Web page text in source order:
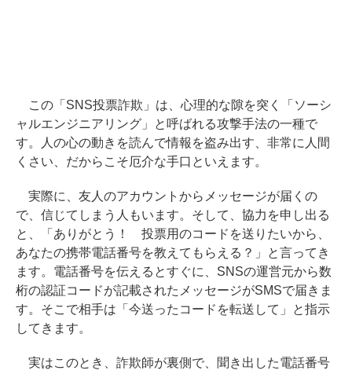
この「SNS投票詐欺」は、心理的な隙を突く「ソーシ
ャルエンジニアリング」と呼ばれる攻撃手法の一種で
す。人の心の動きを読んで情報を盗み出す、非常に人間
くさい、だからこそ厄介な手口といえます。
実際に、友人のアカウントからメッセージが届くの
で、信じてしまう人もいます。そして、協力を申し出る
と、「ありがとう！ 投票用のコードを送りたいから、
あなたの携帯電話番号を教えてもらえる？」と言ってき
ます。電話番号を伝えるとすぐに、SNSの運営元から数
桁の認証コードが記載されたメッセージがSMSで届きま
す。そこで相手は「今送ったコードを転送して」と指示
してきます。
実はこのとき、詐欺師が裏側で、聞き出した電話番号